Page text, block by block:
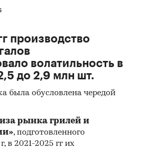
информация
рынка цемента
развития рынка цемента
экспорта и объема
гг.на основе
с поправкой на
макроэкономические
в регулировании отрасли и
производство
волатильность в
до 2,9 млн шт.
была обусловлена чередой
рынка грилей и
, подготовленного
в 2021-2025 гг их